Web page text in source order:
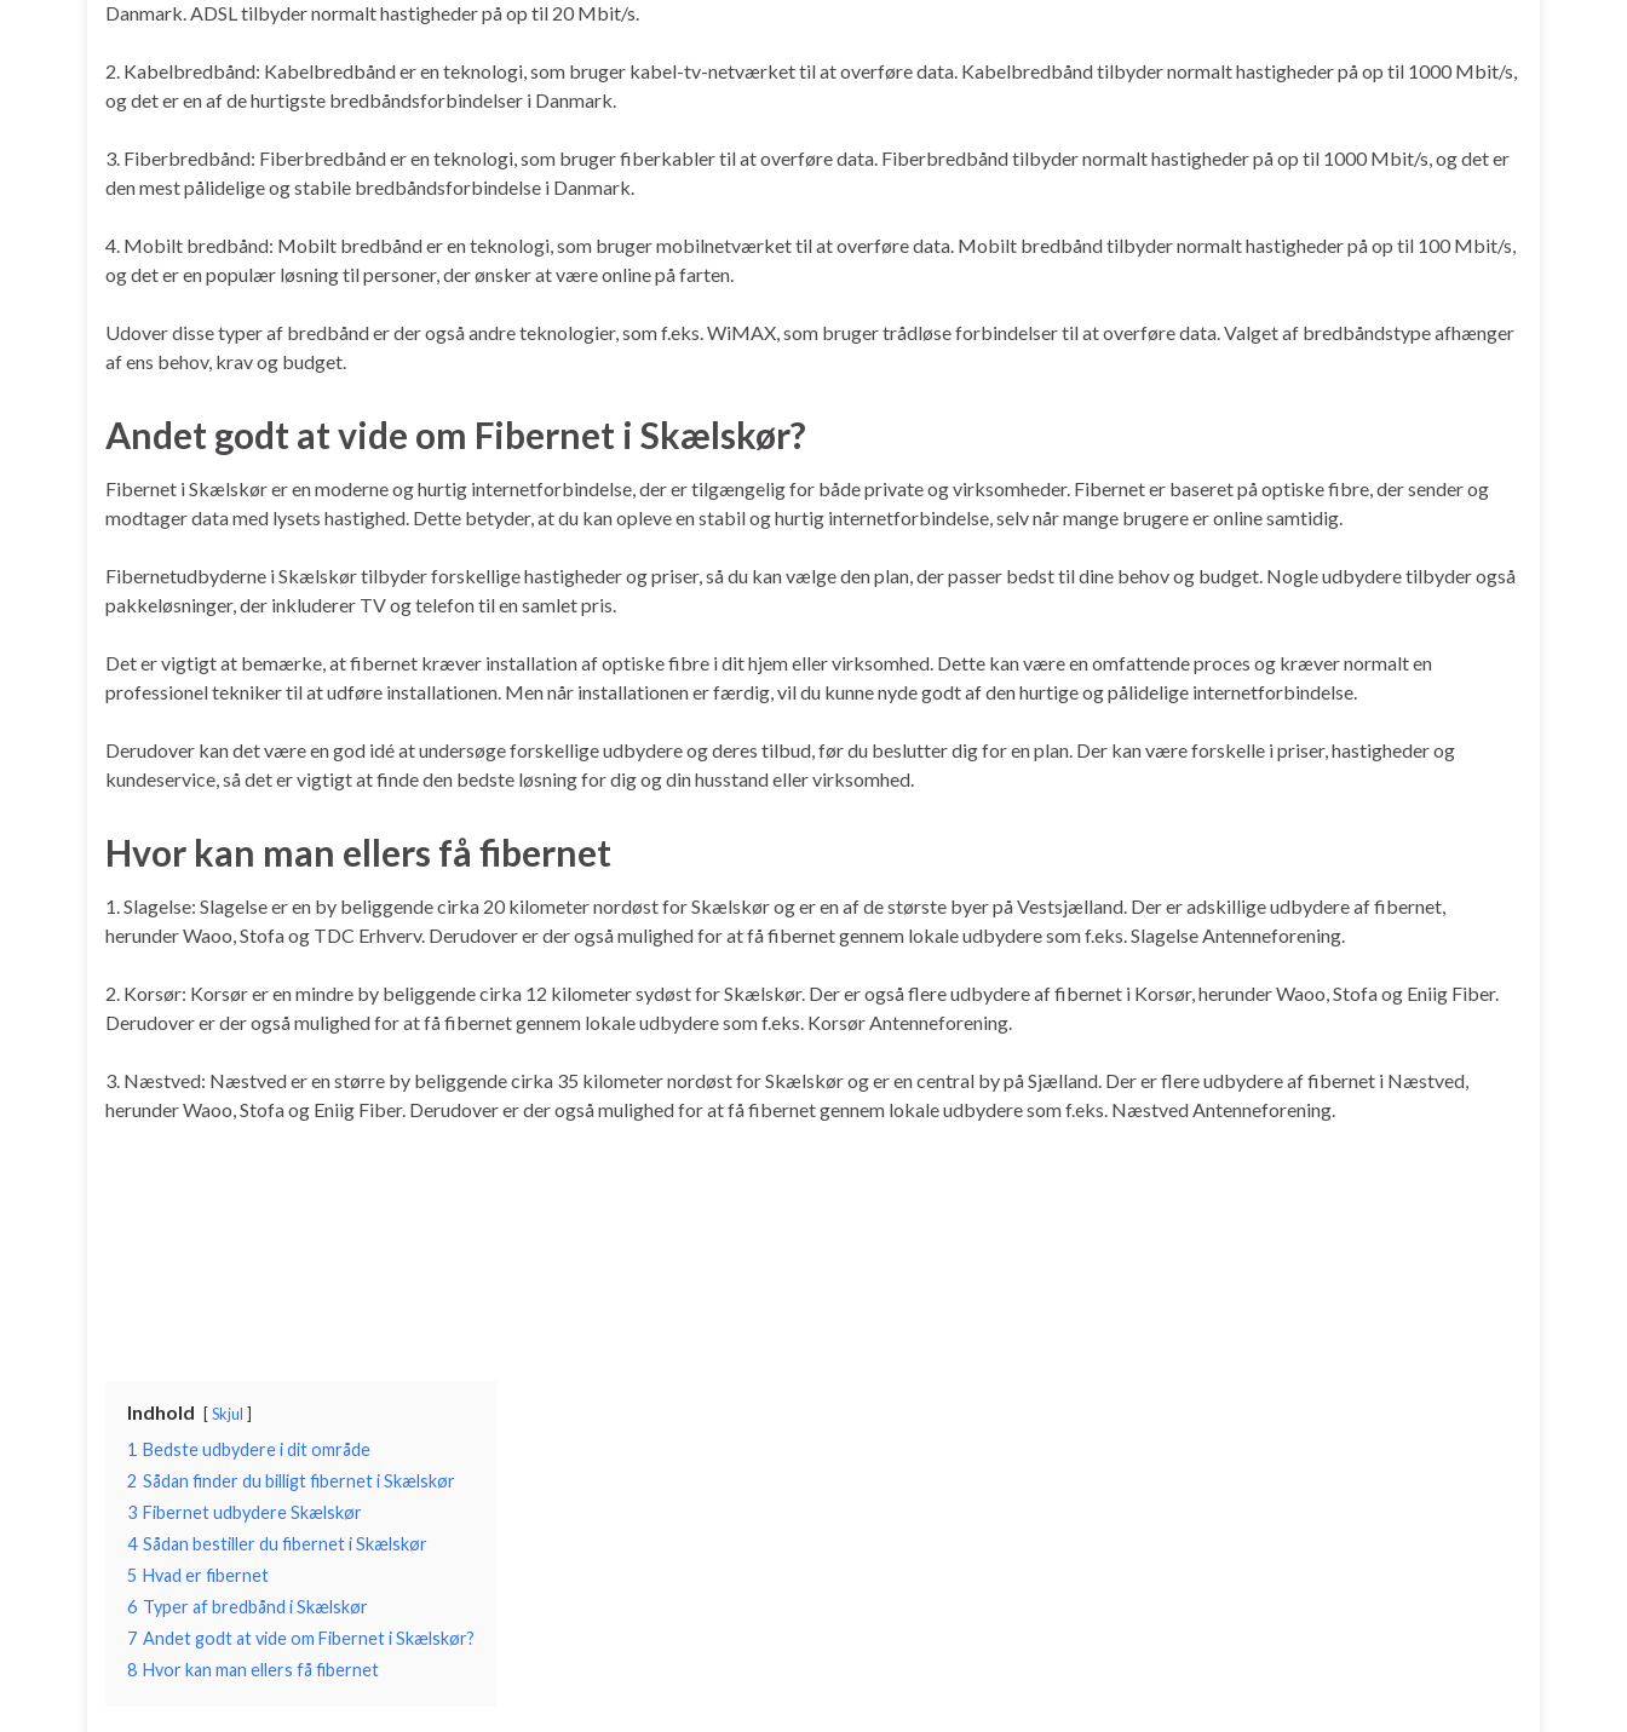
Danmark. ADSL tilbyder normalt hastigheder på op til 20 Mbit/s.
2. Kabelbredbånd: Kabelbredbånd er en teknologi, som bruger kabel-tv-netværket til at overføre data. Kabelbredbånd tilbyder normalt hastigheder på op til 1000 Mbit/s,
og det er en af de hurtigste bredbåndsforbindelser i Danmark.
3. Fiberbredbånd: Fiberbredbånd er en teknologi, som bruger fiberkabler til at overføre data. Fiberbredbånd tilbyder normalt hastigheder på op til 1000 Mbit/s, og det er
den mest pålidelige og stabile bredbåndsforbindelse i Danmark.
4. Mobilt bredbånd: Mobilt bredbånd er en teknologi, som bruger mobilnetværket til at overføre data. Mobilt bredbånd tilbyder normalt hastigheder på op til 100 Mbit/s,
og det er en populær løsning til personer, der ønsker at være online på farten.
Udover disse typer af bredbånd er der også andre teknologier, som f.eks. WiMAX, som bruger trådløse forbindelser til at overføre data. Valget af bredbåndstype afhænger
af ens behov, krav og budget.
Andet godt at vide om Fibernet i Skælskør?
Fibernet i Skælskør er en moderne og hurtig internetforbindelse, der er tilgængelig for både private og virksomheder. Fibernet er baseret på optiske fibre, der sender og
modtager data med lysets hastighed. Dette betyder, at du kan opleve en stabil og hurtig internetforbindelse, selv når mange brugere er online samtidig.
Fibernetudbyderne i Skælskør tilbyder forskellige hastigheder og priser, så du kan vælge den plan, der passer bedst til dine behov og budget. Nogle udbydere tilbyder også
pakkeløsninger, der inkluderer TV og telefon til en samlet pris.
Det er vigtigt at bemærke, at fibernet kræver installation af optiske fibre i dit hjem eller virksomhed. Dette kan være en omfattende proces og kræver normalt en
professionel tekniker til at udføre installationen. Men når installationen er færdig, vil du kunne nyde godt af den hurtige og pålidelige internetforbindelse.
Derudover kan det være en god idé at undersøge forskellige udbydere og deres tilbud, før du beslutter dig for en plan. Der kan være forskelle i priser, hastigheder og
kundeservice, så det er vigtigt at finde den bedste løsning for dig og din husstand eller virksomhed.
Hvor kan man ellers få fibernet
1. Slagelse: Slagelse er en by beliggende cirka 20 kilometer nordøst for Skælskør og er en af de største byer på Vestsjælland. Der er adskillige udbydere af fibernet,
herunder Waoo, Stofa og TDC Erhverv. Derudover er der også mulighed for at få fibernet gennem lokale udbydere som f.eks. Slagelse Antenneforening.
2. Korsør: Korsør er en mindre by beliggende cirka 12 kilometer sydøst for Skælskør. Der er også flere udbydere af fibernet i Korsør, herunder Waoo, Stofa og Eniig Fiber.
Derudover er der også mulighed for at få fibernet gennem lokale udbydere som f.eks. Korsør Antenneforening.
3. Næstved: Næstved er en større by beliggende cirka 35 kilometer nordøst for Skælskør og er en central by på Sjælland. Der er flere udbydere af fibernet i Næstved,
herunder Waoo, Stofa og Eniig Fiber. Derudover er der også mulighed for at få fibernet gennem lokale udbydere som f.eks. Næstved Antenneforening.
Indhold Skjul
1 Bedste udbydere i dit område
2 Sådan finder du billigt fibernet i Skælskør
3 Fibernet udbydere Skælskør
4 Sådan bestiller du fibernet i Skælskør
5 Hvad er fibernet
6 Typer af bredbånd i Skælskør
7 Andet godt at vide om Fibernet i Skælskør?
8 Hvor kan man ellers få fibernet